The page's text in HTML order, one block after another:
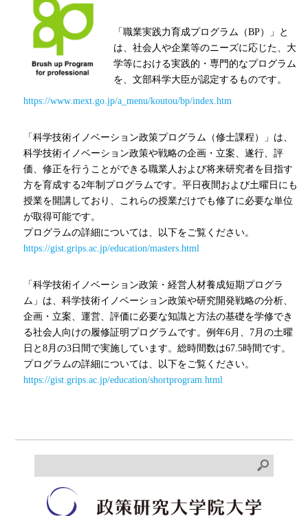
「職業実践力育成プログラム（BP）」と
は、社会人や企業等のニーズに応じた、大
学等における実践的・専門的なプログラム
を、文部科学大臣が認定するものです。
https://www.mext.go.jp/a_menu/koutou/bp/index.htm
「科学技術イノベーション政策プログラム（修士課程）」は、
科学技術イノベーション政策や戦略の企画・立案、遂行、評
価、修正を行うことができる職業人および将来研究者を目指す
方を育成する2年制プログラムです。平日夜間および土曜日にも
授業を開講しており、これらの授業だけでも修了に必要な単位
が取得可能です。
プログラムの詳細については、以下をご覧ください。
https://gist.grips.ac.jp/education/masters.html
「科学技術イノベーション政策・経営人材養成短期プログラ
ム」は、科学技術イノベーション政策や研究開発戦略の分析、
企画・立案、運営、評価に必要な知識と方法の基礎を学修でき
る社会人向けの履修証明プログラムです。例年6月、 7月の土曜
日と 8月の3 日間で実施しています。総時間数は67.5時間です。
プログラムの詳細については、以下をご覧ください。
https://gist.grips.ac.jp/education/shortprogram.html